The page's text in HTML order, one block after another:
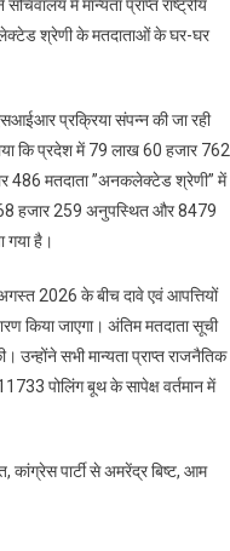
में मान्यता प्राप्त राष्ट्रीय
श्रेणी के मतदाताओं के घर-घर
प्रक्रिया संपन्न की जा रही
कि प्रदेश में 79 लाख 60 हजार 762
486 मतदाता ”अनकलेक्टेड श्रेणी” में
हजार 259 अनुपस्थित और 8479
गया है।
2026 के बीच दावे एवं आपत्तियों
किया जाएगा। अंतिम मतदाता सूची
सभी मान्यता प्राप्त राजनैतिक
पोलिंग बूथ के सापेक्ष वर्तमान में
कांग्रेस पार्टी से अमरेंद्र बिष्ट, आम